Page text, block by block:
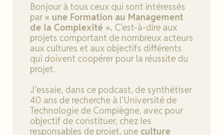
Bonjour à tous ceux qui sont intéressés
par « une Formation au Management
de la Complexité ». C’est-à-dire aux
projets comportant de nombreux acteurs
aux cultures et aux objectifs différents
qui doivent coopérer pour la réussite du
projet.
J’essaie, dans ce podcast, de synthétiser
40 ans de recherche à l’Université de
Technologie de Compiègne, avec pour
objectif de constituer, chez les
responsables de projet, une culture